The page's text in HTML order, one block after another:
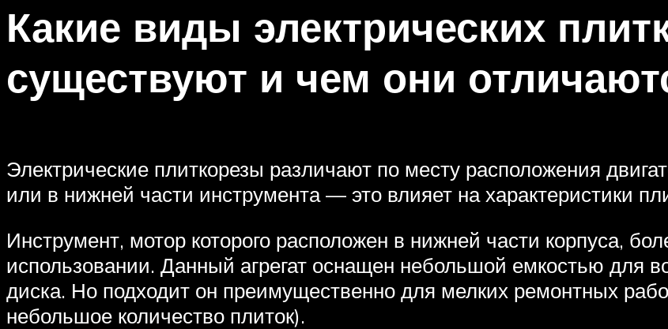
Какие виды электрических
существуют и чем они
Электрические плиткорезы различают по месту расположения
или в нижней части инструмента — это влияет на характеристики
Инструмент, мотор которого расположен в нижней части корпуса,
использовании. Данный агрегат оснащен небольшой емкостью для
диска. Но подходит он преимущественно для мелких ремонтных
небольшое количество плиток).